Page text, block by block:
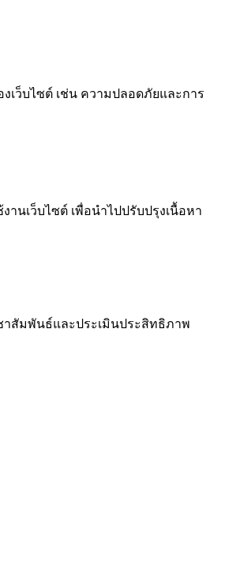
เว็บไซต์ เช่น ความปลอดภัยและการ
งานเว็บไซต์ เพื่อนำไปปรับปรุงเนื้อหา
าสัมพันธ์และประเมินประสิทธิภาพ